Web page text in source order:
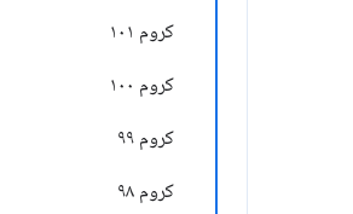
کروم ۱۰۱
کروم ۱۰۰
کروم ۹۹
کروم ۹۸